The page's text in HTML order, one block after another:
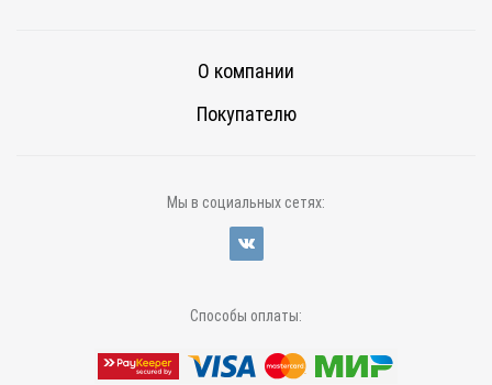
О компании
Покупателю
Мы в социальных сетях:
Способы оплаты: